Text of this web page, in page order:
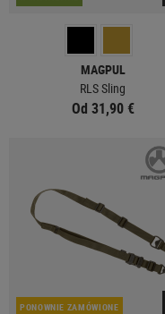
MAGPUL
RLS Sling
Od 31,90 €
PONOWNIE ZAMÓWIONE